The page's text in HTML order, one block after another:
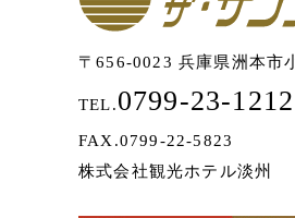
〒656-0023 兵庫県洲本市
TEL.0799-23-1212
FAX.0799-22-5823
株式会社観光ホテル淡州